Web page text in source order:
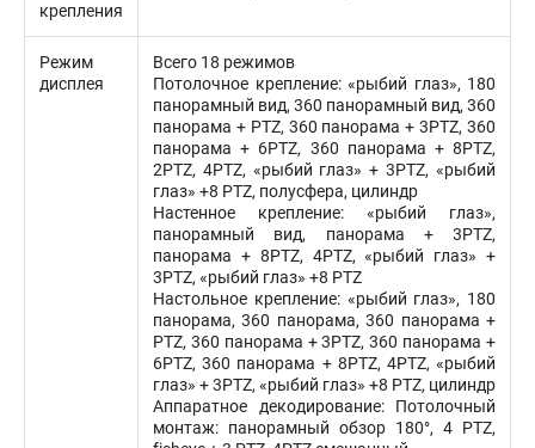
крепления
Режим
дисплея
Всего 18 режимов
Потолочное крепление: «рыбий глаз», 180
панорамный вид, 360 панорамный вид, 360
панорама + PTZ, 360 панорама + 3PTZ, 360
панорама + 6PTZ, 360 панорама + 8PTZ,
2PTZ, 4PTZ, «рыбий глаз» + 3PTZ, «рыбий
глаз» +8 PTZ, полусфера, цилиндр
Настенное крепление: «рыбий глаз»,
панорамный вид, панорама + 3PTZ,
панорама + 8PTZ, 4PTZ, «рыбий глаз» +
3PTZ, «рыбий глаз» +8 PTZ
Настольное крепление: «рыбий глаз», 180
панорама, 360 панорама, 360 панорама +
PTZ, 360 панорама + 3PTZ, 360 панорама +
6PTZ, 360 панорама + 8PTZ, 4PTZ, «рыбий
глаз» + 3PTZ, «рыбий глаз» +8 PTZ, цилиндр
Аппаратное декодирование: Потолочный
монтаж: панорамный обзор 180°, 4 PTZ,